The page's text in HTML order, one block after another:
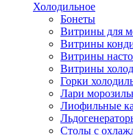
Холодильное
Бонеты
Витрины для
Витрины
Витрины
Витрины
Горки
Лари
Лиофильные
Столы с